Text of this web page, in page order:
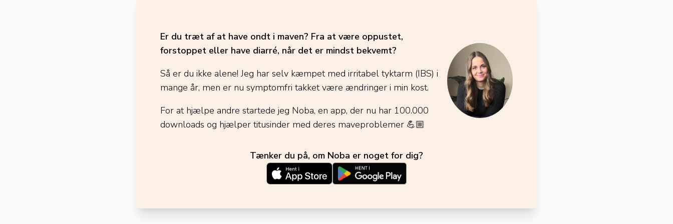
Er du træt af at have ondt i maven? Fra at være oppustet,
forstoppet eller have diarré, når det er mindst bekvemt?
Så er du ikke alene! Jeg har selv kæmpet med irritabel tyktarm (IBS) i
mange år, men er nu symptomfri takket være ændringer i min kost.
For at hjælpe andre startede jeg Noba, en app, der nu har 100.000
downloads og hjælper titusinder med deres maveproblemer 💪🏼
Tænker du på, om Noba er noget for dig?